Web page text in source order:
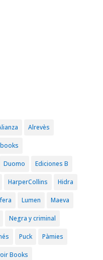
Alrevès
Duomo Ediciones B
HarperCollins Hidra
Lumen Maeva
Negra y criminal
Puck Pàmies
Books